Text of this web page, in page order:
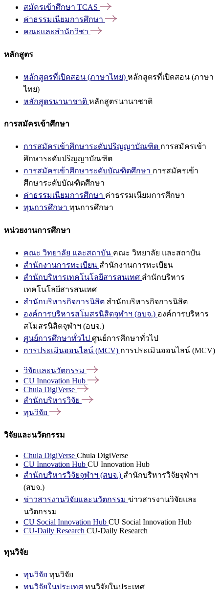
สมัครเข้าศึกษา TCAS
ค่าธรรมเนียมการศึกษา
คณะและสำนักวิชา
หลักสูตร
หลักสูตรที่เปิดสอน (ภาษาไทย) หลักสูตรที่เปิดสอน (ภาษา
ไทย)
หลักสูตรนานาชาติ หลักสูตรนานาชาติ
การสมัครเข้าศึกษา
การสมัครเข้าศึกษาระดับปริญญาบัณฑิต การสมัครเข้า
ศึกษาระดับปริญญาบัณฑิต
การสมัครเข้าศึกษาระดับบัณฑิตศึกษา การสมัครเข้า
ศึกษาระดับบัณฑิตศึกษา
ค่าธรรมเนียมการศึกษา ค่าธรรมเนียมการศึกษา
ทุนการศึกษา ทุนการศึกษา
หน่วยงานการศึกษา
คณะ วิทยาลัย และสถาบัน คณะ วิทยาลัย และสถาบัน
สำนักงานการทะเบียน สำนักงานการทะเบียน
สำนักบริหารเทคโนโลยีสารสนเทศ สำนักบริหาร
เทคโนโลยีสารสนเทศ
สำนักบริหารกิจการนิสิต สำนักบริหารกิจการนิสิต
องค์การบริหารสโมสรนิสิตจุฬาฯ (อบจ.) องค์การบริหาร
สโมสรนิสิตจุฬาฯ (อบจ.)
ศูนย์การศึกษาทั่วไป ศูนย์การศึกษาทั่วไป
การประเมินออนไลน์ (MCV) การประเมินออนไลน์ (MCV)
วิจัยและนวัตกรรม
CU Innovation Hub
Chula DigiVerse
สำนักบริหารวิจัย
ทุนวิจัย
วิจัยและนวัตกรรม
Chula DigiVerse Chula DigiVerse
CU Innovation Hub CU Innovation Hub
สำนักบริหารวิจัยจุฬาฯ (สบจ.) สำนักบริหารวิจัยจุฬาฯ
(สบจ.)
ข่าวสารงานวิจัยและนวัตกรรม ข่าวสารงานวิจัยและ
นวัตกรรม
CU Social Innovation Hub CU Social Innovation Hub
CU-Daily Research CU-Daily Research
ทุนวิจัย
ทุนวิจัย ทุนวิจัย
ทุนวิจัยในประเทศ ทุนวิจัยในประเทศ